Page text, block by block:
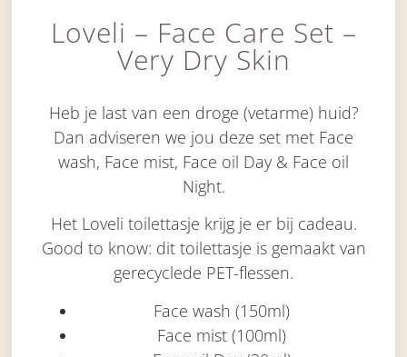
Loveli – Face Care Set –
Very Dry Skin
Heb je last van een droge (vetarme) huid?
Dan adviseren we jou deze set met Face
wash, Face mist, Face oil Day & Face oil
Night.
Het Loveli toilettasje krijg je er bij cadeau.
Good to know: dit toilettasje is gemaakt van
gerecyclede PET-flessen.
Face wash (150ml)
Face mist (100ml)